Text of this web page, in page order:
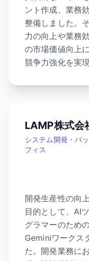
ント作成、業務
整備しました。
力の向上や業務
の市場価値向上
競争力強化を実
LAMP株式会
システム開発・バ
フィス
開発生産性の向
目的として、AI
グラマーのため
Geminiワークス
た。開発業務に